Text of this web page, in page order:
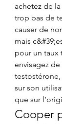
achetez de
trop bas de
causer de
mais
pour un taux
envisagez
sur son
que sur
Cooper